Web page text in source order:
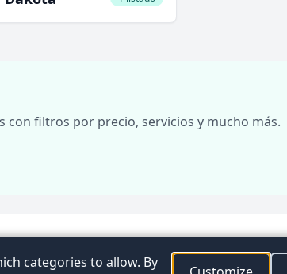
con filtros por precio, servicios y mucho más.
ubicaciones
Preferencias
categories to allow. By